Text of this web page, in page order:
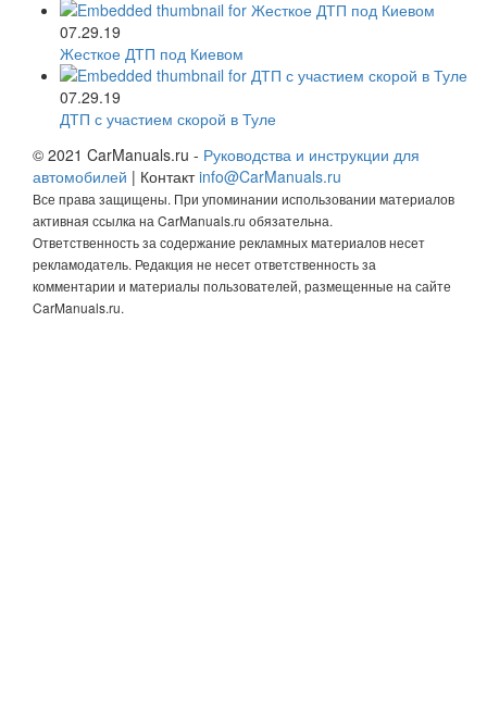
07.29.19
Жесткое ДТП под Киевом
07.29.19
ДТП с участием скорой в Туле
© 2021 CarManuals.ru - Руководства и инструкции для
автомобилей | Контактinfo@CarManuals.ru
Все права защищены. При упоминании использовании материалов
активная ссылка на CarManuals.ru обязательна.
Ответственность за содержание рекламных материалов несет
рекламодатель. Редакция не несет ответственность за
комментарии и материалы пользователей, размещенные на сайте
CarManuals.ru.